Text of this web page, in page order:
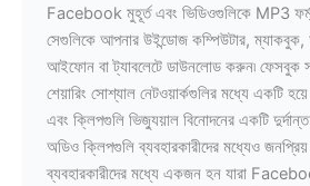
Facebook মুহূর্ত এবং ভিডিওগুলিকে MP3
সেগুলিকে আপনার উইন্ডোজ কম্পিউটার, ম্যাকবুক,
আইফোন বা ট্যাবলেটে ডাউনলোড করুন৷ ফেসবুক
শেয়ারিং সোশ্যাল নেটওয়ার্কগুলির মধ্যে একটি
এবং ক্লিপগুলি ভিজ্যুয়াল বিনোদনের একটি
অডিও ক্লিপগুলি ব্যবহারকারীদের মধ্যেও
ব্যবহারকারীদের মধ্যে একজন হন যারা